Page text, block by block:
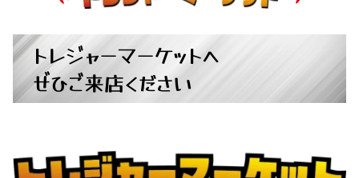
トレジャーマーケットへ
ぜひご来店ください